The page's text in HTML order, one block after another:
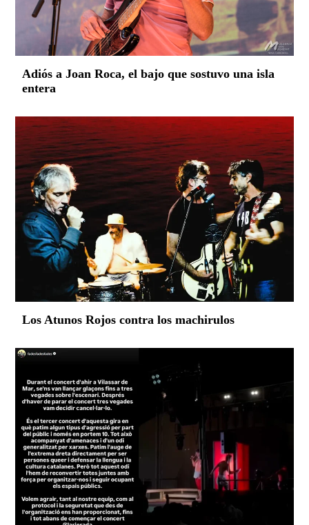
Adiós a Joan Roca, el bajo que sostuvo una isla
entera
Los Atunos Rojos contra los machirulos